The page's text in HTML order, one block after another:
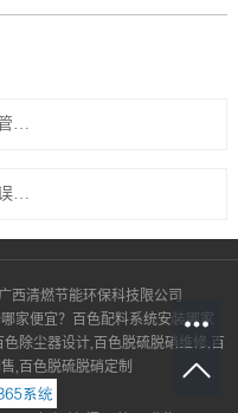
百色脱硫脱硝设备运行维护管理：常见问题与解决方案
百色配料控制系统：从人工误差到毫米级精准，智能化生产的核心引擎
西清燃节能环保科技限公司
家便宜？百色配料系统安装哪家
除尘器设计,百色脱硫脱硝维修,百
,百色脱硫脱硝定制